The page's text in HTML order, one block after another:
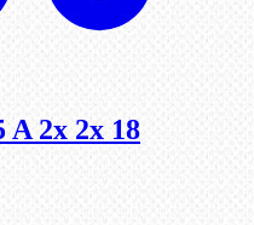
2x 2x 18